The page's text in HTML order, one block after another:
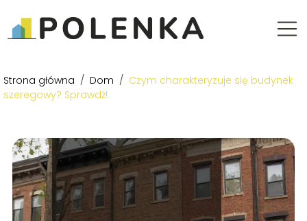
Strona główna / Dom / Czym charakteryzuje się budynek
szeregowy? Sprawdź!